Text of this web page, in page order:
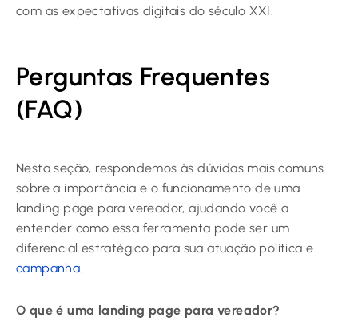
com as expectativas digitais do século XXI.
Perguntas Frequentes
(FAQ)
Nesta seção, respondemos às dúvidas mais comuns
sobre a importância e o funcionamento de uma
landing page para vereador, ajudando você a
entender como essa ferramenta pode ser um
diferencial estratégico para sua atuação política e
campanha.
O que é uma landing page para vereador?